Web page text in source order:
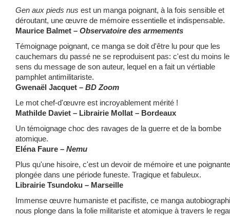
Gen aux pieds nus est un manga poignant, à la fois sensible et
déroutant, une œuvre de mémoire essentielle et indispensable.
Maurice Balmet – Observatoire des armements
Témoignage poignant, ce manga se doit d'être lu pour que les
cauchemars du passé ne se reproduisent pas: c'est du moins le
sens du message de son auteur, lequel en a fait un vértiable
pamphlet antimilitariste.
Gwenaël Jacquet – BD Zoom
Le mot chef-d'œuvre est incroyablement mérité !
Mathilde Daviet – Librairie Mollat – Bordeaux
Un témoignage choc des ravages de la guerre et de la bombe
atomique.
Eléna Faure – Nemu
Plus qu'une hisoire, c'est un devoir de mémoire et une poignante
plongée dans une période funeste. Tragique et fabuleux.
Librairie Tsundoku – Marseille
Immense œuvre humaniste et pacifiste, ce manga
nous plonge dans la folie militariste et atomique à travers le